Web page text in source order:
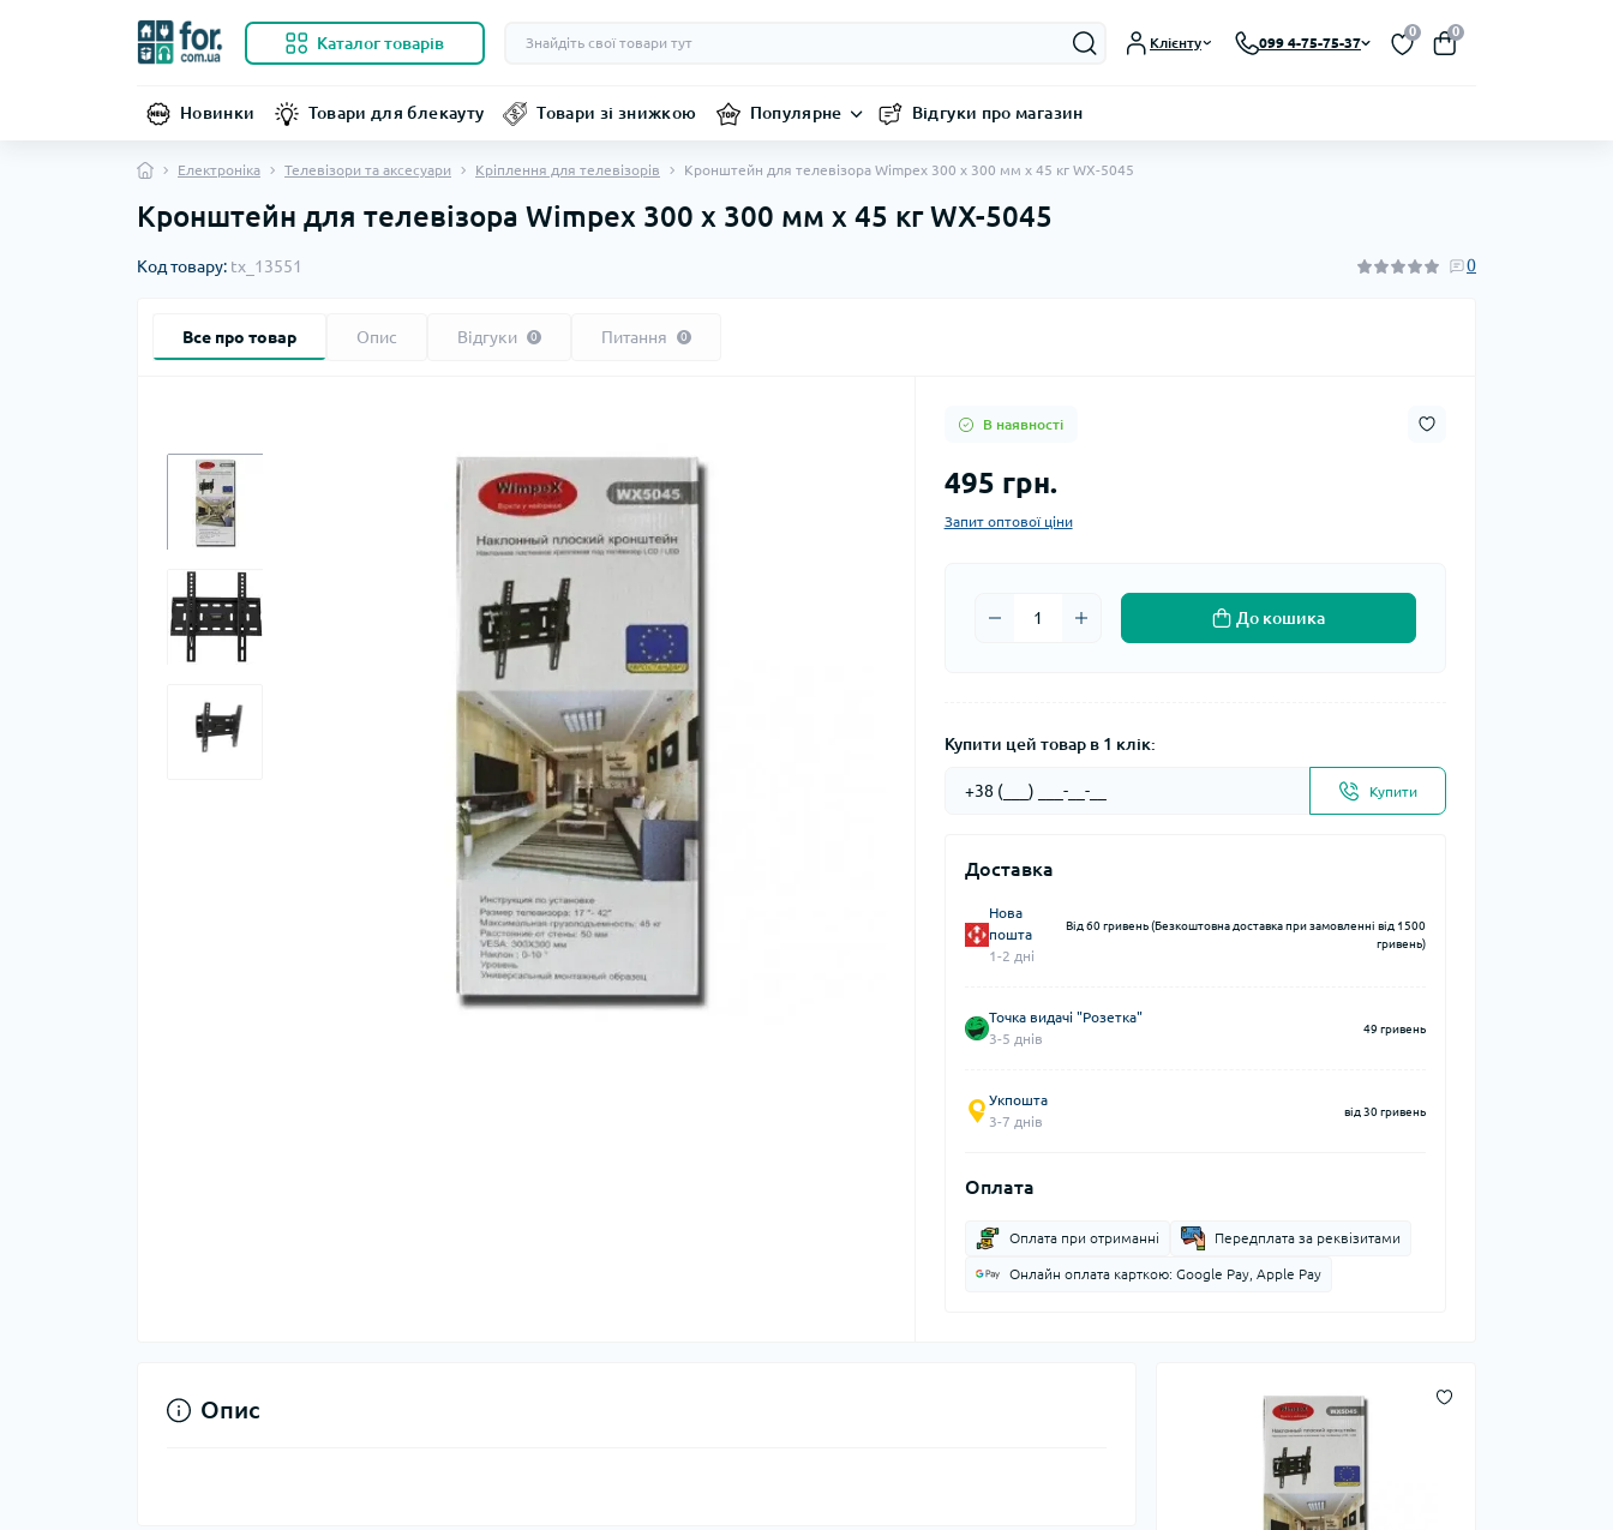
Каталог товарів Клієнту 099 4-75-75-37
0 0
Новинки Товари для блекауту Товари зі знижкою Популярне Відгуки про магазин
Електроніка Телевізори та аксесуари Кріплення для телевізорів Кронштейн для телевізора Wimpex 300 x 300 мм x 45 кг WX-5045
Кронштейн для телевізора Wimpex 300 x 300 мм x 45 кг WX-5045
Код товару: tx_13551 0
Все про товар Опис Відгуки 0 Питання 0
В наявності
495 грн.
Запит оптової ціни
До кошика
Купити цей товар в 1 клік:
Купити
Доставка
Нова
пошта
1-2 дні
Від 60 гривень (Безкоштовна доставка при замовленні від 1500
гривень)
Точка видачі "Розетка"
3-5 днів
49 гривень
Укпошта
3-7 днів
від 30 гривень
Оплата
Оплата при отриманні Передплата за реквізитами
Онлайн оплата карткою: Google Pay, Apple Pay
Опис